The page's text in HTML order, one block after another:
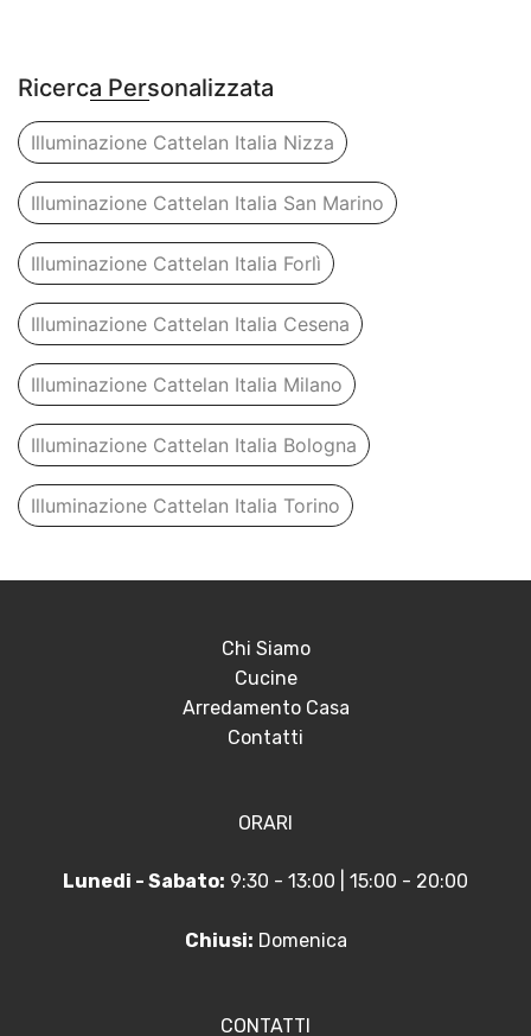
Ricerca Personalizzata
Illuminazione Cattelan Italia Nizza
Illuminazione Cattelan Italia San Marino
Illuminazione Cattelan Italia Forlì
Illuminazione Cattelan Italia Cesena
Illuminazione Cattelan Italia Milano
Illuminazione Cattelan Italia Bologna
Illuminazione Cattelan Italia Torino
Chi Siamo
Cucine
Arredamento Casa
Contatti
ORARI
Lunedi - Sabato: 9:30 - 13:00 | 15:00 - 20:00
Chiusi: Domenica
CONTATTI